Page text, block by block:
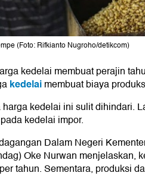
(Foto: Rifkianto Nugroho/detikcom)
kedelai membuat perajin
kedelaimembuat biaya
kedelai ini sulit dihindari.
kedelai impor.
Dalam Negeri
Oke Nurwan menjelaskan,
tahun. Sementara, produksi